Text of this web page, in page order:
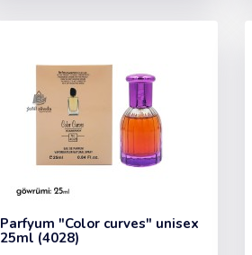
Parfyum "Color curves" unisex
25ml (4028)